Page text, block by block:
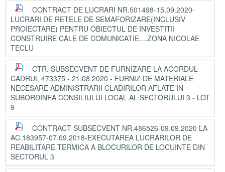
CONTRACT DE LUCRARI NR.501498-15.09.2020-
LUCRARI DE RETELE DE SEMAFORIZARE(INCLUSIV
PROIECTARE) PENTRU OBIECTUL DE INVESTITII
CONSTRUIRE CALE DE COMUNICATIE....ZONA NICOLAE
TECLU
CTR. SUBSECVENT DE FURNIZARE LA ACORDUL-
CADRUL 473375 - 21.08.2020 - FURNIZ DE MATERIALE
NECESARE ADMINISTRARII CLADIRILOR AFLATE IN
SUBORDINEA CONSILIULUI LOCAL AL SECTORULUI 3 - LOT
9
CONTRACT SUBSECVENT NR.486526-09.09.2020 LA
AC.183957-07.09.2018-EXECUTAREA LUCRARILOR DE
REABILITARE TERMICA A BLOCURILOR DE LOCUINTE DIN
SECTORUL 3